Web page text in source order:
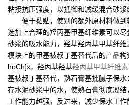
粘接抗压强度，以抵御和减缓混合砂浆
便于黏贴，使别的额外原材料做到
选加上合理的羟丙基甲基纤维素可以
砂浆的吸水能力，羟基羟丙基甲基纤
模块上的甲基被叔丁基替代后的产品构
hoCh]x，羟丙基羟基羟丙基甲基纤维
基被叔丁基替代，熟石膏基批腻子保
存水泥砂浆中的水，使熟石膏彻底凝结
工作能力越强，反过来，减少保水工作